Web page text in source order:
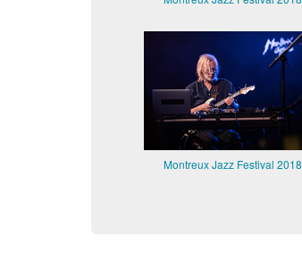
Montreux Jazz Festival 2018